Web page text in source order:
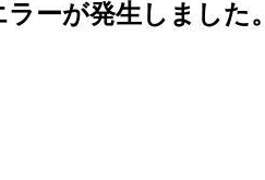
ーが発生しました。